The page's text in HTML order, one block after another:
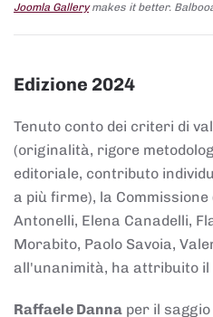
Joomla Gallerymakes it better.
Edizione 2024
Tenuto conto dei criteri di
(originalità, rigore
editoriale, contributo
a più firme), la
Antonelli, Elena Canadelli,
Morabito, Paolo Savoia,
all'unanimità, ha attribuito il
Raffaele Danna per il saggio